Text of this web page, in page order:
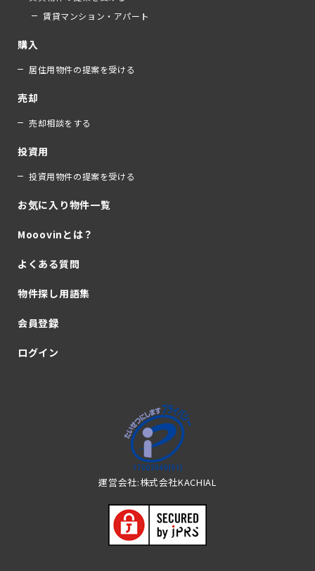
賃貸マンション・アパート
購入
居住用物件の提案を受ける
売却
売却相談をする
投資用
投資用物件の提案を受ける
お気に入り物件一覧
Mooovinとは？
よくある質問
物件探し用語集
会員登録
ログイン
運営会社:株式会社KACHIAL